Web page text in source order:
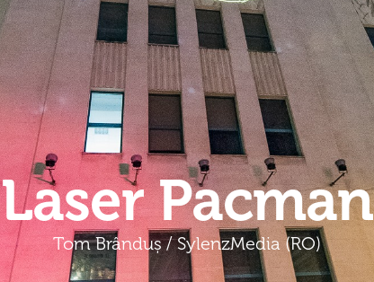
Laser Pacman
Tom Brânduș / SylenzMedia (RO)